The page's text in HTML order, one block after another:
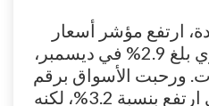
ارتفع مؤشر أسعار
المستهلك بمعدل سنوي بلغ 2.9% في ديسمبر،
ورحبت الأسواق برقم
التضخم الأساسي الذي ارتفع بنسبة 3.2%، لكنه